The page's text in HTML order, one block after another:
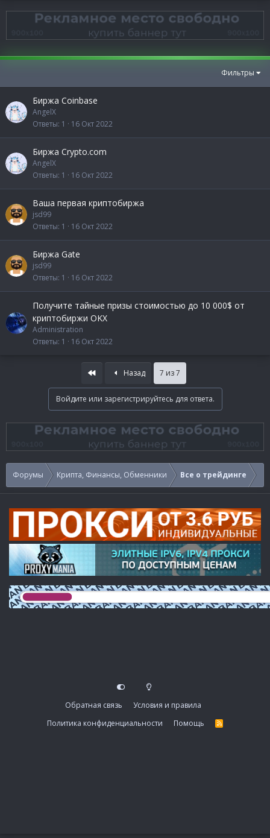
Фильтры
Биржа Coinbase
AngelX
Ответы 1 16 Окт 2022
Биржа Crypto.com
AngelX
Ответы 1 16 Окт 2022
Ваша первая криптобиржа
jsd99
Ответы 1 16 Окт 2022
Биржа Gate
jsd99
Ответы 1 16 Окт 2022
Получите тайные призы стоимостью до 10 000$ от
криптобиржи OKX
Administration
Ответы 1 16 Окт 2022
Назад 7 из 7
Войдите или зарегистрируйтесь для ответа.
Форумы Крипта, Финансы, Обменники Все о трейдинге
Обратная связь
Условия и правила
Политика конфиденциальности
Помощь
R